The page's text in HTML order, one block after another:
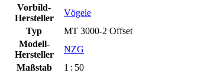
Vorbild-
Hersteller
Vögele
Typ
MT 3000-2 Offset
Modell-
Hersteller
NZG
Maßstab
1 : 50